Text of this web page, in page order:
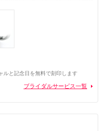
ルと記念日を無料で刻印します
ブライダルサービス一覧